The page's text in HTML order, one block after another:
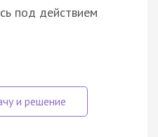
под действием